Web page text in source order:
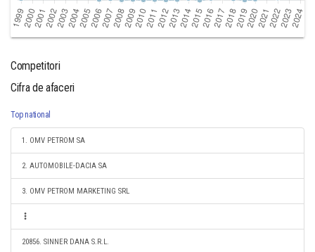
Competitori
Cifra de afaceri
Top national
1. OMV PETROM SA
2. AUTOMOBILE-DACIA SA
3. OMV PETROM MARKETING SRL
20856. SINNER DANA S.R.L.